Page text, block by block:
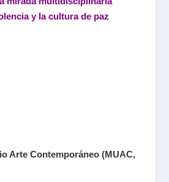
y la cultura de paz
Arte Contemporáneo (MUAC,